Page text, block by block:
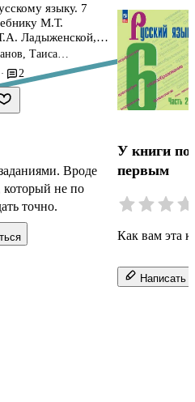
языку. 7
М.Т.
Ладыженской,
и др.
7 класс. В двух
Просвещение)
Таиса
Лидия Тростенцова
· 2
Вроде
который не по
точно.
У книги
первым
Как вам эта
Написать